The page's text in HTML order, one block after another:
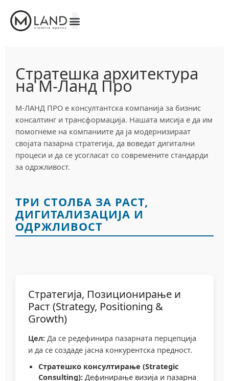
content
Стратешка архитектура
на М-Ланд Про
М-ЛАНД ПРО е консултантска компанија за бизнис
консалтинг и трансформација. Нашата мисија е да им
помогнеме на компаниите да ја модернизираат
својата пазарна стратегија, да воведат дигитални
процеси и да се усогласат со современите стандарди
за одржливост.
ТРИ СТОЛБА ЗА РАСТ,
ДИГИТАЛИЗАЦИЈА И
ОДРЖЛИВОСТ
Стратегија, Позиционирање и
Раст (Strategy, Positioning &
Growth)
Цел: Да се редефинира пазарната перцепција
и да се создаде јасна конкурентска предност.
Стратешко консултирање (Strategic
Consulting): Дефинирање визија и пазарна